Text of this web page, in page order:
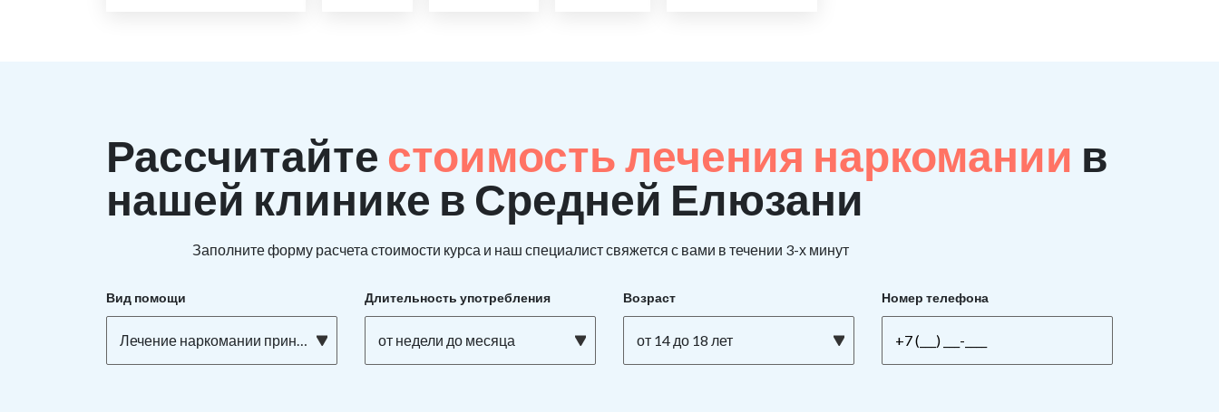
Рассчитайте стоимость лечения наркомании в
нашей клинике в Средней Елюзани
Заполните форму расчета стоимости курса и наш специалист свяжется с вами в течении 3-х минут
Вид помощи
Лечение наркомании принудительно
Длительность употребления
от недели до месяца
Возраст
от 14 до 18 лет
Номер телефона